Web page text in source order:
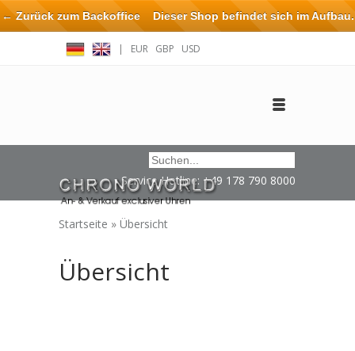
| EUR GBP USD
Service Hotline: +49 178 790 8000
Startseite » Übersicht
Übersicht
← Zurück zum BackofficeDieser Shop befindet sich im Aufbau.
Eventuell können nicht alle Bestellungen eingehalten oder erfüllt